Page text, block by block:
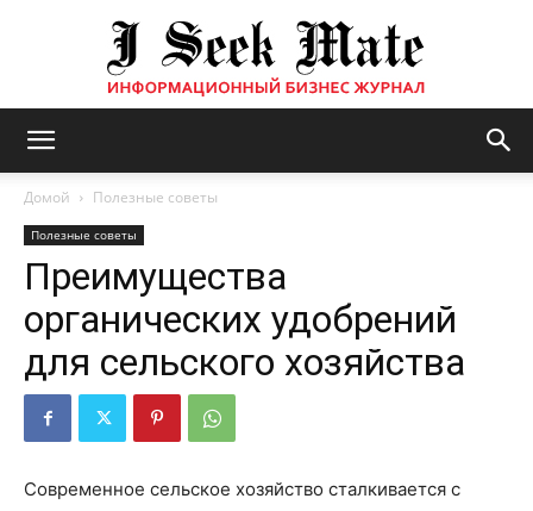
журнал
|
ISM
Домой Полезные советы
Полезные советы
Преимущества
органических удобрений
для сельского хозяйства
Современное сельское хозяйство сталкивается с